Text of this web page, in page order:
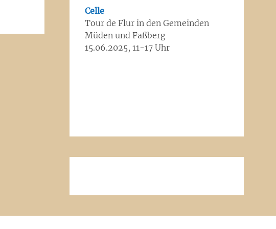
Celle
Tour de Flur in den Gemeinden
Müden und Faßberg
15.06.2025, 11-17 Uhr